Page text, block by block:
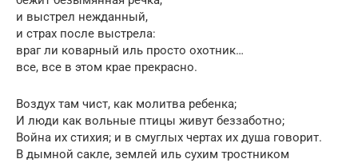
и выстрел нежданный,
и страх после выстрела:
враг ли коварный иль просто охотник…
все, все в этом крае прекрасно.
Воздух там чист, как молитва ребенка;
И люди как вольные птицы живут беззаботно;
Война их стихия; и в смуглых чертах их душа говорит.
В дымной сакле, землей иль сухим тростником